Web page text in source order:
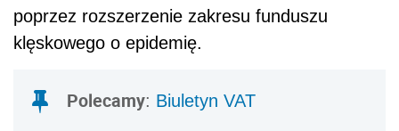
poprzez rozszerzenie zakresu funduszu
klęskowego o epidemię.
Polecamy: Biuletyn VAT